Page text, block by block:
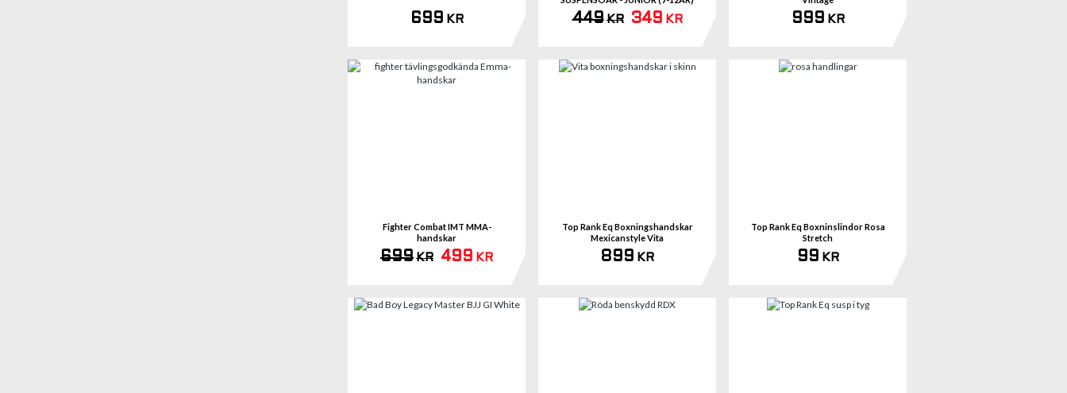
699 KR 449 KR 349 KR 999 KR
Fighter Combat IMT MMA-
handskar
699 KR 499 KR
Top Rank Eq Boxningshandskar
Mexicanstyle Vita
899 KR
Top Rank Eq Boxninslindor Rosa
Stretch
99 KR